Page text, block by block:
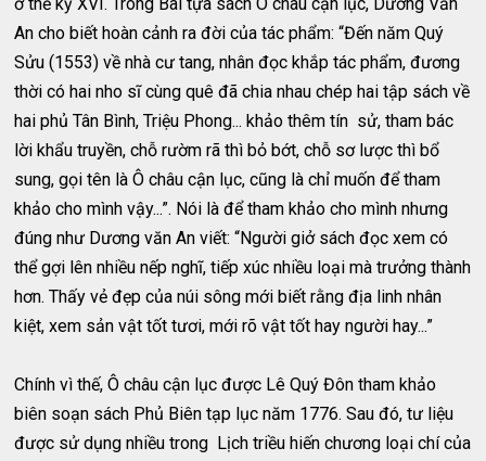
An cho biết hoàn cảnh ra đời của tác phẩm: “Đến năm Quý
Sửu (1553) về nhà cư tang, nhân đọc khắp tác phẩm, đương
thời có hai nho sĩ cùng quê đã chia nhau chép hai tập sách về
hai phủ Tân Bình, Triệu Phong... khảo thêm tín sử, tham bác
lời khẩu truyền, chỗ rườm rã thì bỏ bớt, chỗ sơ lược thì bổ
sung, gọi tên là Ô châu cận lục, cũng là chỉ muốn để tham
khảo cho mình vậy...”. Nói là để tham khảo cho mình nhưng
đúng như Dương văn An viết: “Người giở sách đọc xem có
thể gợi lên nhiều nếp nghĩ, tiếp xúc nhiều loại mà trưởng thành
hơn. Thấy vẻ đẹp của núi sông mới biết rằng địa linh nhân
kiệt, xem sản vật tốt tươi, mới rõ vật tốt hay người hay...”
Chính vì thế, Ô châu cận lục được Lê Quý Đôn tham khảo
biên soạn sách Phủ Biên tạp lục năm 1776. Sau đó, tư liệu
được sử dụng nhiều trong Lịch triều hiến chương loại chí của